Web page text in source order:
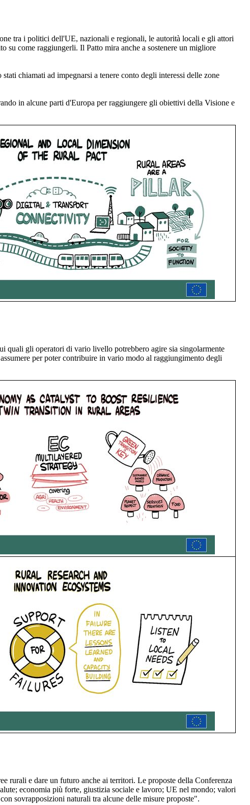
tra i politici dell'UE, nazionali e regionali, le autorità locali e gli attori
come raggiungerli. Il Patto mira anche a sostenere un migliore
chiamati ad impegnarsi a tenere conto degli interessi delle zone
in alcune parti d'Europa per raggiungere gli obiettivi della Visione e
quali gli operatori di vario livello potrebbero agire sia singolarmente
per poter contribuire in vario modo al raggiungimento degli
rurali e dare un futuro anche ai territori. Le proposte della Conferenza
economia più forte, giustizia sociale e lavoro; UE nel mondo; valori
sovrapposizioni naturali tra alcune delle misure proposte".